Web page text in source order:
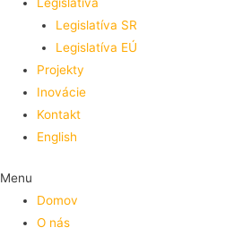
Legislatíva SR
Legislatíva EÚ
Projekty
Inovácie
Kontakt
English
Menu
Domov
O nás